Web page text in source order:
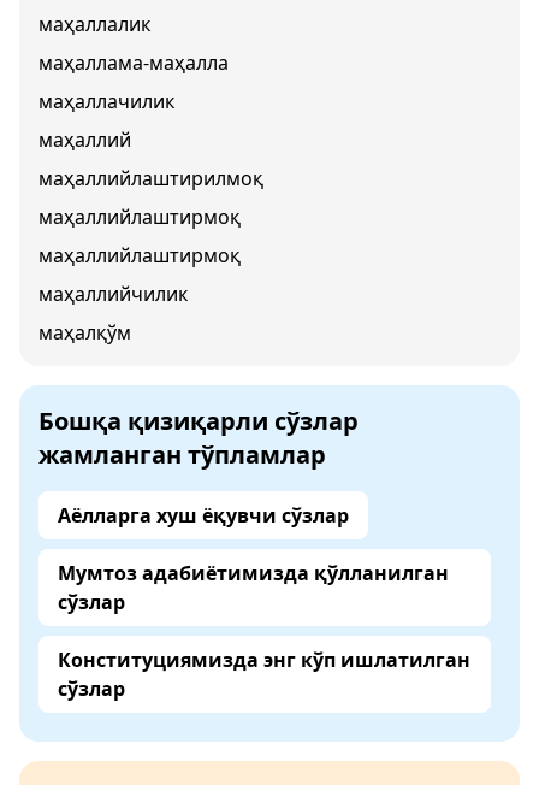
маҳаллалик
маҳаллама-маҳалла
маҳаллачилик
маҳаллий
маҳаллийлаштирилмоқ
маҳаллийлаштирмоқ
маҳаллийлаштирмоқ
маҳаллийчилик
маҳалқўм
Бошқа қизиқарли сўзлар
жамланган тўпламлар
Аёлларга хуш ёқувчи сўзлар
Мумтоз адабиётимизда қўлланилган
сўзлар
Конституциямизда энг кўп ишлатилган
сўзлар